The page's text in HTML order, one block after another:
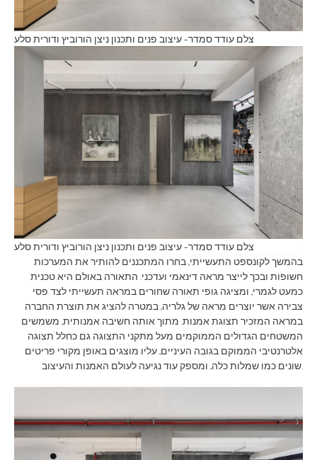
צלם עודד סמדר- עיצוב פנים ותכנון ניצן הורוביץ ודורית סלע
צלם עודד סמדר- עיצוב פנים ותכנון ניצן הורוביץ ודורית סלע
בהמשך לקונספט התעשייתי, בחרו המתכננים להותיר את המערכות
חשופות ובכך לייצר מראה דינאמי ועדכני. התאורה באולם היא טכנית
כמעט לגמרי, ומציגה גופי תאורה שחורים במראה תעשייתי לצד פסי
צבירה אשר יוצרים מראה של גלריה, במטרה להציג את תוצרת החברה
במראה המזכיר תצוגת אמנות. מתוך אותה חשיבה אמנותית, משמשים
המשטחים הגדולים הממוקמים מעל מתקני התצוגה גם כחלל תצוגה
אלטרנטיבי הממוקם בגובה העיניים, עליו מוצגים באופן מקורי פריטים